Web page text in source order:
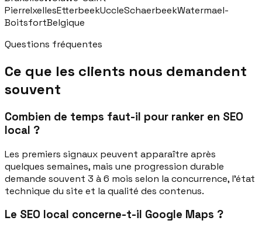
PierreIxellesEtterbeekUccleSchaerbeekWatermael-
BoitsfortBelgique
Questions fréquentes
Ce que les clients nous demandent
souvent
Combien de temps faut-il pour ranker en SEO
local ?
Les premiers signaux peuvent apparaître après
quelques semaines, mais une progression durable
demande souvent 3 à 6 mois selon la concurrence, l'état
technique du site et la qualité des contenus.
Le SEO local concerne-t-il Google Maps ?